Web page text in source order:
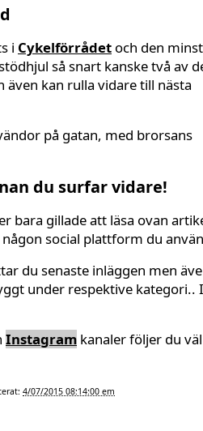
i Cykelförrådet och den
så snart kanske två av
även kan rulla vidare till nästa
på gatan, med brorsans
du surfar vidare!
bara gillade att läsa ovan
social plattform du
du senaste inläggen men
under respektive kategori..
Instagram kanaler följer du väl
4/07/2015 08:14:00 em